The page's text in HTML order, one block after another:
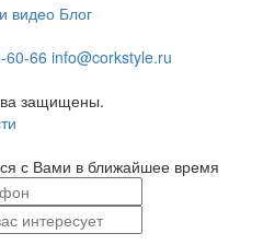
видео Блог
60-66 info@corkstyle.ru
защищены.
с Вами в ближайшее время